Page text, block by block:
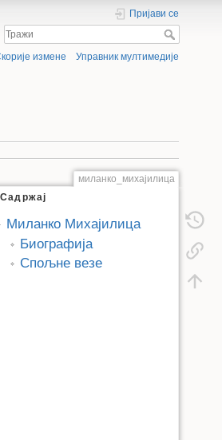
Пријави се
измене Управник мултимедије
миланко_михајилица
Садржај
Миланко Михајилица
Биографија
Спољне везе